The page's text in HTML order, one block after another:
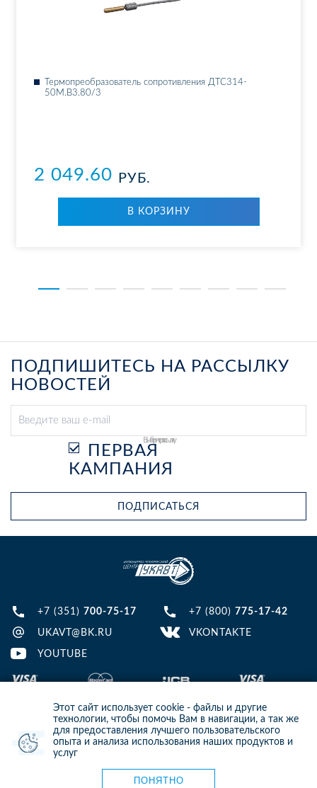
Этот сайт использует cookie - файлы и другие
технологии, чтобы помочь Вам в навигации, а так же
для предоставления лучшего пользовательского
опыта и анализа использования наших продуктов и
услуг
ПОНЯТНО
Тер­мо­пре­об­ра­зо­ва­тель со­про­тив­ле­ния ДТ­С314-
50М.В3.80/3
2 049.60 РУБ.
В КОР­ЗИ­НУ
ПОДПИШИТЕСЬ НА РАССЫЛКУ
НОВОСТЕЙ
Выберите рассылку
ПЕРВАЯ
КАМПАНИЯ
ПОДПИСАТЬСЯ
+7 (351) 700-75-17 +7 (800) 775-17-42
UKAVT@BK.RU VKONTAKTE
YOUTUBE
© 2013-2024 ООО ИТЦ УКАВТ. ИНН: 7448122124, ОГРН: 1097448007216
ИНФОРМАЦИЯ НА САЙТЕ НЕ ЯВЛЯЕТСЯ ПУБЛИЧНОЙ ОФЕРТОЙ. ДЛЯ